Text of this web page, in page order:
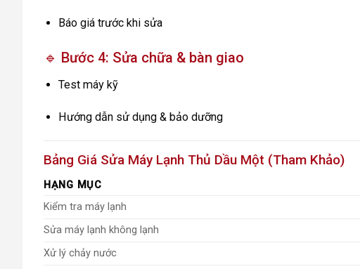
Báo giá trước khi sửa
🔹 Bước 4: Sửa chữa & bàn giao
Test máy kỹ
Hướng dẫn sử dụng & bảo dưỡng
Bảng Giá Sửa Máy Lạnh Thủ Dầu Một (Tham Khảo)
HẠNG MỤC
Kiểm tra máy lạnh
Sửa máy lạnh không lạnh
Xử lý chảy nước